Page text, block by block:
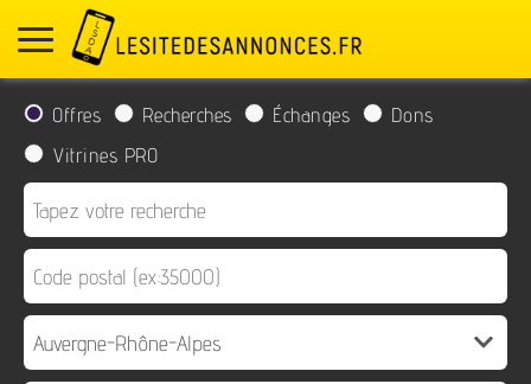
Offres Recherches Échanges
Dons
Vitrines PRO